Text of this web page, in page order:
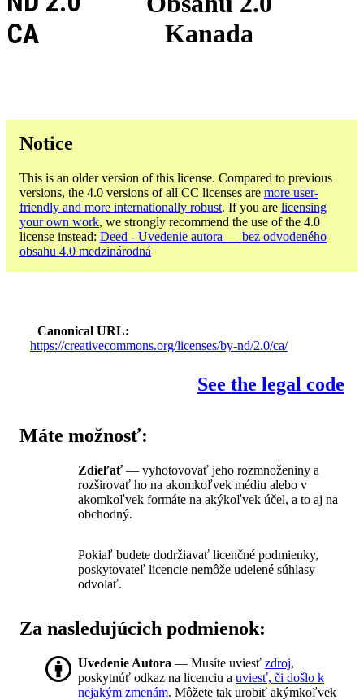
Kanada
CA
Notice
This is an older version of this license. Compared to previous
versions, the 4.0 versions of all CC licenses are more user-
friendly and more internationally robust. If you are licensing
your own work, we strongly recommend the use of the 4.0
license instead: Deed - Uvedenie autora — bez odvodeného
obsahu 4.0 medzinárodná
Canonical URL
https://creativecommons.org/licenses/by-nd/2.0/ca/
See the legal code
Máte možnosť:
Zdieľať— vyhotovovať jeho rozmnoženiny a
rozširovať ho na akomkoľvek médiu alebo v
akomkoľvek formáte na akýkoľvek účel, a to aj na
obchodný.
Pokiaľ budete dodržiavať licenčné podmienky,
poskytovateľ licencie nemôže udelené súhlasy
odvolať.
Za nasledujúcich podmienok:
Uvedenie Autora — Musíte uviesť zdroj,
poskytnúť odkaz na licenciu a uviesť, či došlo k
nejakým zmenám. Môžete tak urobiť akýmkoľvek